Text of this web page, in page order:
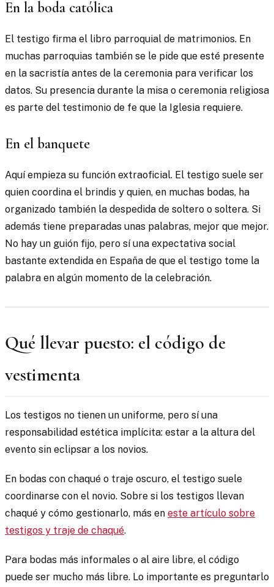
En la boda católica
El testigo firma el libro parroquial de matrimonios. En
muchas parroquias también se le pide que esté presente
en la sacristía antes de la ceremonia para verificar los
datos. Su presencia durante la misa o ceremonia religiosa
es parte del testimonio de fe que la Iglesia requiere.
En el banquete
Aquí empieza su función extraoficial. El testigo suele ser
quien coordina el brindis y quien, en muchas bodas, ha
organizado también la despedida de soltero o soltera. Si
además tiene preparadas unas palabras, mejor que mejor.
No hay un guión fijo, pero sí una expectativa social
bastante extendida en España de que el testigo tome la
palabra en algún momento de la celebración.
Qué llevar puesto: el código de
vestimenta
Los testigos no tienen un uniforme, pero sí una
responsabilidad estética implícita: estar a la altura del
evento sin eclipsar a los novios.
En bodas con chaqué o traje oscuro, el testigo suele
coordinarse con el novio. Sobre si los testigos llevan
chaqué y cómo gestionarlo, más en este artículo sobre
testigos y traje de chaqué.
Para bodas más informales o al aire libre, el código
puede ser mucho más libre. Lo importante es preguntarlo